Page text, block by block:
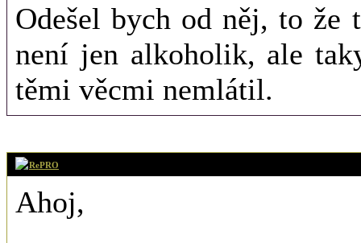
Odešel bych od něj, to že
není jen alkoholik, ale
těmi věcmi nemlátil.
RePRO
Ahoj,